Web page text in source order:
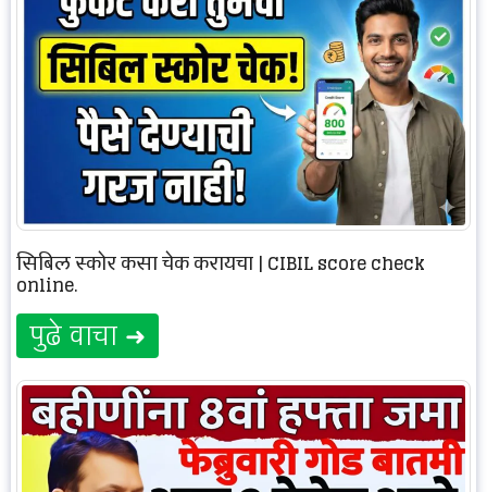
सिबिल स्कोर कसा चेक करायचा | CIBIL score check
online.
पुढे वाचा ➜